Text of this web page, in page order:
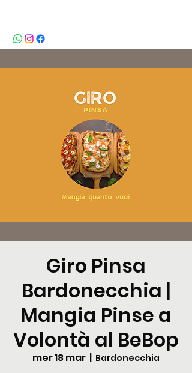
Giro Pinsa
Bardonecchia |
Mangia Pinse a
Volontà al BeBop
mer 18 mar
  |
Bardonecchia